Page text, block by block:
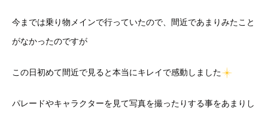
今までは乗り物メインで行っていたので、間近であまりみたこと
がなかったのですが
この日初めて間近で見ると本当にキレイで感動しました
パレードやキャラクターを見て写真を撮ったりする事をあまりし